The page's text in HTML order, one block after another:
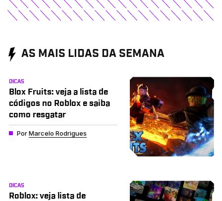
AS MAIS LIDAS DA SEMANA
DICAS
Blox Fruits: veja a lista de
códigos no Roblox e saiba
como resgatar
PorMarcelo Rodrigues
DICAS
Roblox: veja lista de